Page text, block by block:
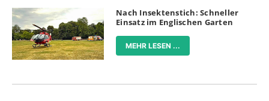
Nach Insektenstich: Schneller
Einsatz im Englischen Garten
MEHR LESEN ...